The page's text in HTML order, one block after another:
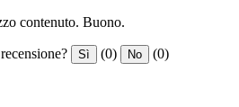
contenuto. Buono.
Sì (0) No (0)